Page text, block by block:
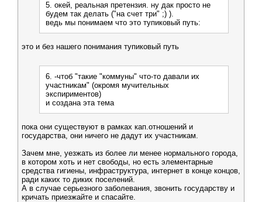
5. окей, реальная претензия. ну дак просто не
будем так делать ("на счет три" ;) ).
ведь мы понимаем что это тупиковый путь:
это и без нашего понимания тупиковый путь
6. -чтоб "такие "коммуны" что-то давали их
участникам" (окромя мучительных
экспириментов)
и создана эта тема
пока они существуют в рамках кап.отношений и
государства, они ничего не дадут их участникам.
Зачем мне, уезжать из более ли менее нормального города,
в котором хоть и нет свободы, но есть элементарные
средства гигиены, инфраструктура, интернет в конце концов,
ради каких то диких поселений.
А в случае серьезного заболевания, звонить государству и
кричать приезжайте и спасайте.